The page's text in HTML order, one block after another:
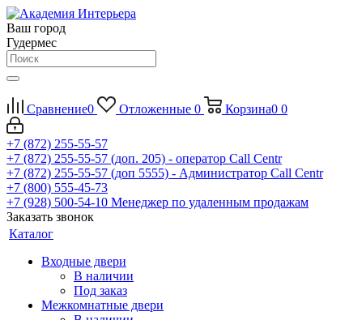
Ваш город
Гудермес
Сравнение0 Отложенные 0 Корзина0 0
+7 (872) 255-55-57
+7 (872) 255-55-57 (доп. 205) - оператор Call Centr
+7 (872) 255-55-57 (доп 5555) - Администратор Call Centr
+7 (800) 555-45-73
+7 (928) 500-54-10 Менеджер по удаленным продажам
Заказать звонок
Каталог
Входные двери
В наличии
Под заказ
Межкомнатные двери